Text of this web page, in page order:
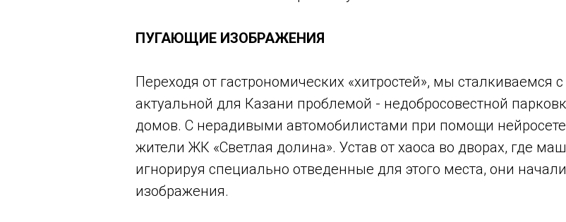
ПУГАЮЩИЕ ИЗОБРАЖЕНИЯ
Переходя от гастрономических «хитростей», мы сталкиваемся
актуальной для Казани проблемой - недобросовестной
домов. С нерадивыми автомобилистами при помощи
жители ЖК «Светлая долина». Устав от хаоса во дворах, где
игнорируя специально отведенные для этого места, они
изображения.